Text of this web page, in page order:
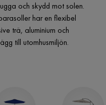
och skydd mot solen.
har en flexibel
trä, aluminium och
till utomhusmiljön.